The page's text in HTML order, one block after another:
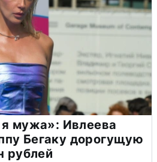
я мужа»: Ивлеева
Бегаку дорогущую
рублей